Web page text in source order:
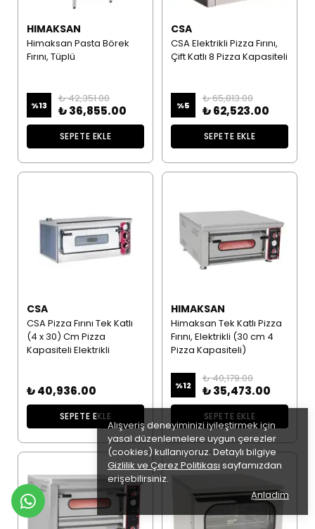
Alışveriş deneyiminizi iyileştirmek için
yasal düzenlemelere uygun çerezler
(cookies) kullanıyoruz. Detaylı bilgiye
Gizlilik ve Çerez Politikası sayfamızdan
erişebilirsiniz.
Anladım
HIMAKSAN
Himaksan Pasta Börek
Fırını, Tüplü
%13
₺ 42,351.00
₺ 36,855.00
SEPETE EKLE
CSA
CSA Elektrikli Pizza Fırını,
Çift Katlı 8 Pizza Kapasiteli
%5
₺ 65,813.00
₺ 62,523.00
SEPETE EKLE
CSA
CSA Pizza Fırını Tek Katlı
(4 x 30) Cm Pizza
Kapasiteli Elektrikli
₺ 40,936.00
SEPETE EKLE
HIMAKSAN
Himaksan Tek Katlı Pizza
Fırını, Elektrikli (30 cm 4
Pizza Kapasiteli)
%12
₺ 40,179.00
₺ 35,473.00
SEPETE EKLE